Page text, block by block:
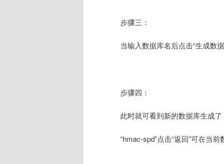
步骤三：
当输入数据库名后点击“生成数
步骤四：
此时就可看到新的数据库生成了
“hmac-spd”点击“返回”可在当